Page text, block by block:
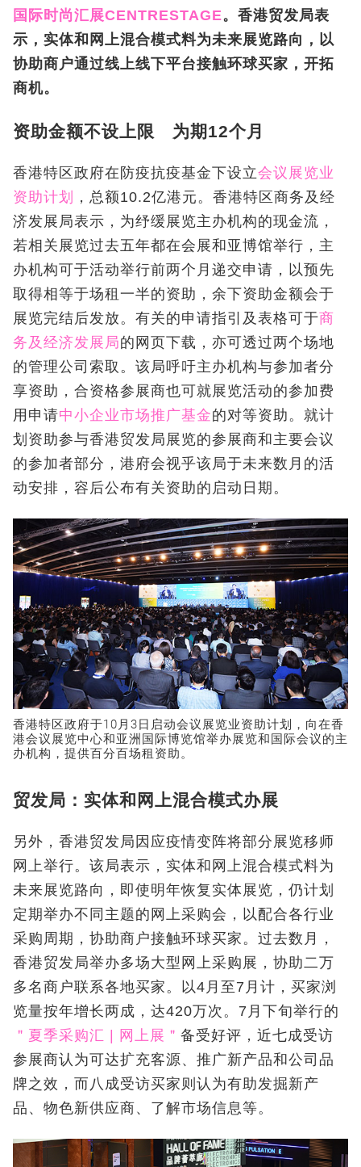
国际时尚汇展CENTRESTAGE。香港贸发局表
示，实体和网上混合模式料为未来展览路向，以
协助商户通过线上线下平台接触环球买家，开拓
商机。
资助金额不设上限 为期12个月
香港特区政府在防疫抗疫基金下设立会议展览业
资助计划
，总额10.2亿港元。香港特区商务及经
济发展局表示，为纾缓展览主办机构的现金流，
若相关展览过去五年都在会展和亚博馆举行，主
办机构可于活动举行前两个月递交申请，以预先
取得相等于场租一半的资助，余下资助金额会于
展览完结后发放。有关的申请指引及表格可于商
务及经济发展局的网页下载，亦可透过两个场地
的管理公司索取。该局呼吁主办机构与参加者分
享资助，合资格参展商也可就展览活动的参加费
用申请中小企业市场推广基金的对等资助。就计
划资助参与香港贸发局展览的参展商和主要会议
的参加者部分，港府会视乎该局于未来数月的活
动安排，容后公布有关资助的启动日期。
香港特区政府于10月3日启动会议展览业资助计划，向在香
港会议展览中心和亚洲国际博览馆举办展览和国际会议的主
办机构，提供百分百场租资助。
贸发局：实体和网上混合模式办展
另外，香港贸发局因应疫情变阵将部分展览移师
网上举行。该局表示，实体和网上混合模式料为
未来展览路向，即使明年恢复实体展览，仍计划
定期举办不同主题的网上采购会，以配合各行业
采购周期，协助商户接触环球买家。过去数月，
香港贸发局举办多场大型网上采购展，协助二万
多名商户联系各地买家。以4月至7月计，买家浏
览量按年增长两成，达420万次。7月下旬举行的
＂夏季采购汇 | 网上展＂ 备受好评，近七成受访
参展商认为可达扩充客源、推广新产品和公司品
牌之效，而八成受访买家则认为有助发掘新产
品、物色新供应商、了解市场信息等。